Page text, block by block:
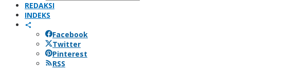
REDAKSI
INDEKS
Facebook
Twitter
Pinterest
RSS